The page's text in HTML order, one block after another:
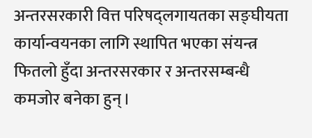
अन्तरसरकारी वित्त परिषद्लगायतका सङ्घीयता
कार्यान्वयनका लागि स्थापित भएका संयन्त्र
फितलो हुँदा अन्तरसरकार र अन्तरसम्बन्धै
कमजोर बनेका हुन् ।